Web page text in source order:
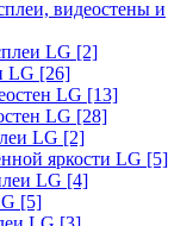
видеостены и
LG [2]
LG [26]
LG [13]
LG [28]
LG [2]
яркости LG [5]
LG [4]
[5]